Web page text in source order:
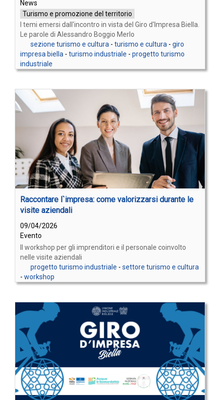
News
Turismo e promozione del territorio
I temi emersi dall'incontro in vista del Giro d'Impresa Biella.
Le parole di Alessandro Boggio Merlo
sezione turismo e cultura - turismo e cultura - giro
impresa biella - turismo industriale - progetto turismo
industriale
Raccontare l`impresa: come valorizzarsi durante le
visite aziendali
09/04/2026
Evento
Il workshop per gli imprenditori e il personale coinvolto
nelle visite aziendali
progetto turismo industriale - settore turismo e cultura
- workshop